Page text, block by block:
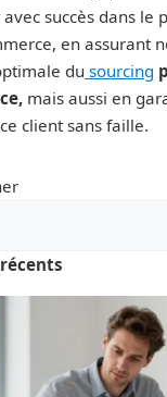
succès dans le
en assurant
du sourcing
mais aussi en
client sans faille.